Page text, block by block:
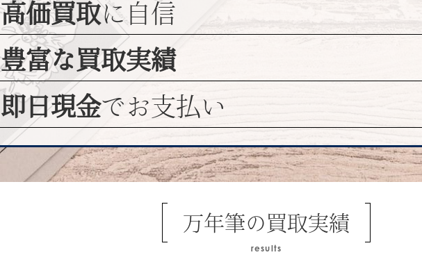
高価買取に自信
豊富な買取実績
即日現金でお支払い
万年筆の買取実績
results